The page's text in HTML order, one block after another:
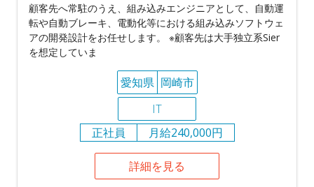
顧客先へ常駐のうえ、組み込みエンジニアとして、⾃動運
転や⾃動ブレーキ、電動化等における組み込みソフトウェ
アの開発設計をお任せします。 ※顧客先は大手独立系Sier
を想定していま
愛知県 岡崎市
IT
正社員
月給240,000円
詳細を見る